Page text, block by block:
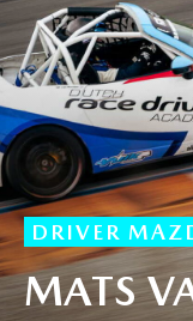
DRIVER
MATS